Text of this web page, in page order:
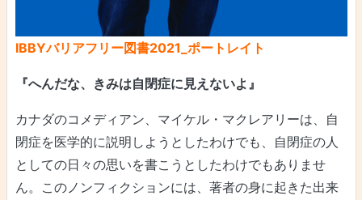
IBBYバリアフリー図書2021_ポートレイト
『へんだな、きみは自閉症に見えないよ』
カナダのコメディアン、マイケル・マクレアリーは、自
閉症を医学的に説明しようとしたわけでも、自閉症の人
としての日々の思いを書こうとしたわけでもありませ
ん。このノンフィクションには、著者の身に起きた出来